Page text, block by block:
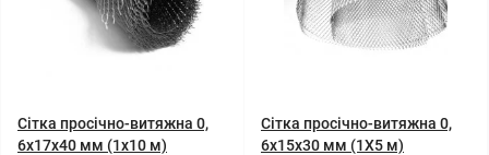
Сітка просічно-витяжна 0,
6x17x40 мм (1x10 м)
Сітка просічно-витяжна 0,
6x15x30 мм (1X5 м)